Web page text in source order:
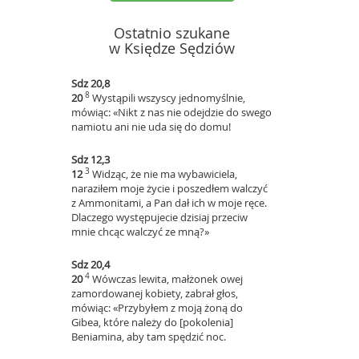
Ostatnio szukane
w Księdze Sędziów
Sdz 20,8
208 Wystąpili wszyscy jednomyślnie,
mówiąc: «Nikt z nas nie odejdzie do swego
namiotu ani nie uda się do domu!
Sdz 12,3
123 Widząc, że nie ma wybawiciela,
naraziłem moje życie i poszedłem walczyć
z Ammonitami, a Pan dał ich w moje ręce.
Dlaczego występujecie dzisiaj przeciw
mnie chcąc walczyć ze mną?»
Sdz 20,4
204 Wówczas lewita, małżonek owej
zamordowanej kobiety, zabrał głos,
mówiąc: «Przybyłem z moją żoną do
Gibea, które należy do [pokolenia]
Beniamina, aby tam spędzić noc.